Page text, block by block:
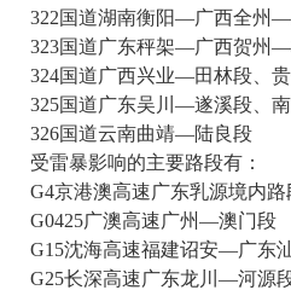
322国道湖南衡阳—广西全州—
323国道广东秤架—广西贺州—
324国道广西兴业—田林段、
325国道广东吴川—遂溪段、南
326国道云南曲靖—陆良段
受雷暴影响的主要路段有：
G4京港澳高速广东乳源境内路
G0425广澳高速广州—澳门段
G15沈海高速福建诏安—广东汕
G25长深高速广东龙川—河源段